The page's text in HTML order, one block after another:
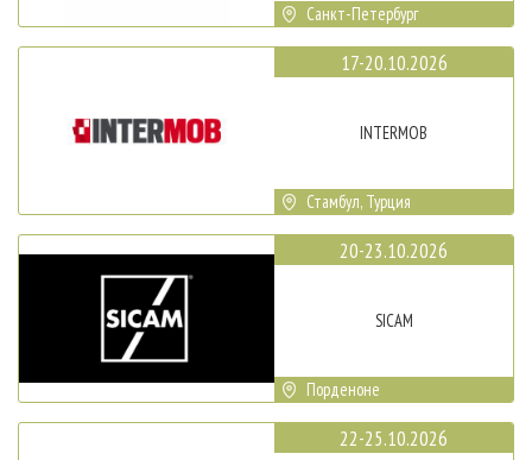
Санкт-Петербург
17-20.10.2026
INTERMOB
Стамбул, Турция
20-23.10.2026
SICAM
Порденоне
22-25.10.2026